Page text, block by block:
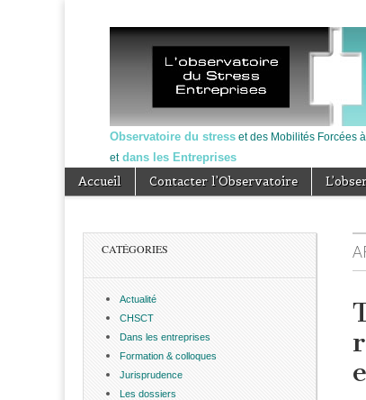
Observatoire du stress et des Mobilités Forcées
etdans les Entreprises
Main menu
Skip to content
Accueil Contacter l’Observatoire
CATÉGORIES
Actualité
CHSCT
Dans les entreprises
Formation & colloques
Jurisprudence
Les dossiers